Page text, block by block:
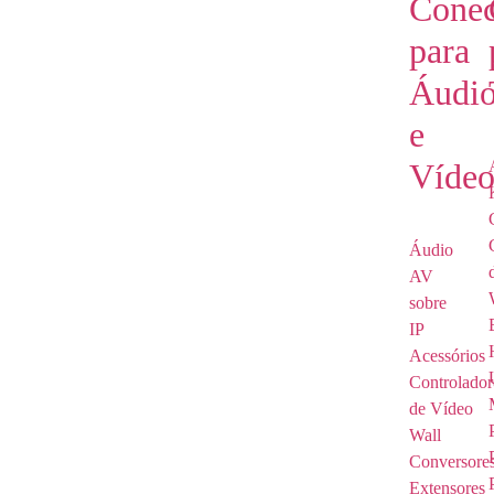
para
e
Vídeo
Áudio
AV
sobre
IP
Acessórios
de Vídeo
Wall
Extensores